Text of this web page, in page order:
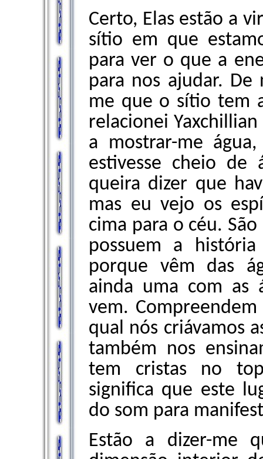
Certo, Elas estão a
sítio em que
para ver o que a
para nos ajudar. De
me que o sítio tem
relacionei
a mostrar-me
estivesse cheio de
queira dizer que
mas eu vejo os
cima para o céu.
possuem a
porque vêm das
ainda uma com as
vem.
qual nós criávamos
também nos
tem cristas no
significa que este
do som para
Estão a dizer-me